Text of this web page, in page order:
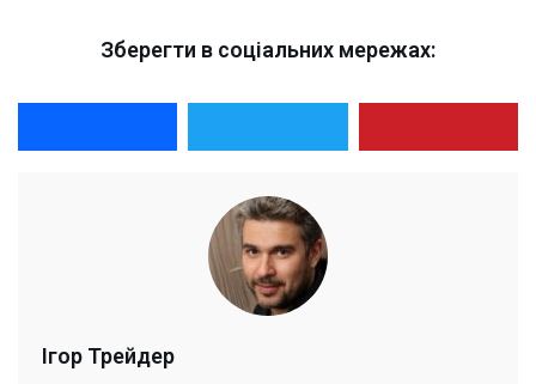
Зберегти в соціальних мережах:
Ігор Трейдер